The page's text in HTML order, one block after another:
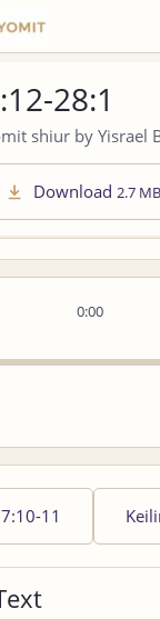
28:1
shiur by Yisrael
Download 2.7 MB
0:00
11